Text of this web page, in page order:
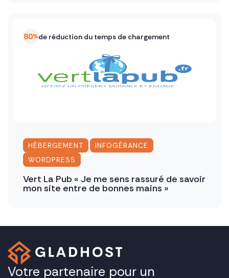
80%de réduction du temps de chargement
HÉBERGEMENT INFOGÉRANCE
WORDPRESS
Vert La Pub « Je me sens rassuré de savoir
mon site entre de bonnes mains »
Votre partenaire pour un